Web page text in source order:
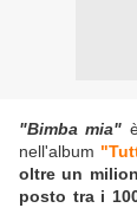
"Bimba mia"
nell'album
oltre un
posto tra i